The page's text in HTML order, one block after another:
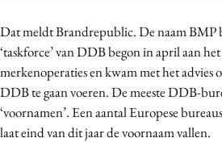
Partners
Topics
Artificial Intelligence
Bureaus
Dat meldt Brandrepublic. De naam BMP
‘taskforce’ van DDB begon in april aan
merkenoperaties en kwam met het advies
DDB te gaan voeren. De meeste DDB-
‘voornamen’. Een aantal Europese
laat eind van dit jaar de voornaam vallen.